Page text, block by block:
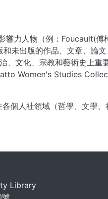
響力人物（例：Foucault(
未出版的作品、文章、論文
文化、宗教和藝術史上重
Women's Studies
個人社領域（哲學、文學、
Library